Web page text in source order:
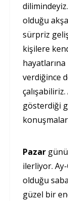
olduğu
sürpriz
kişilere
verdiğince
gösterdiği
Pazar
ilerliyor.
olduğu
güzel bir